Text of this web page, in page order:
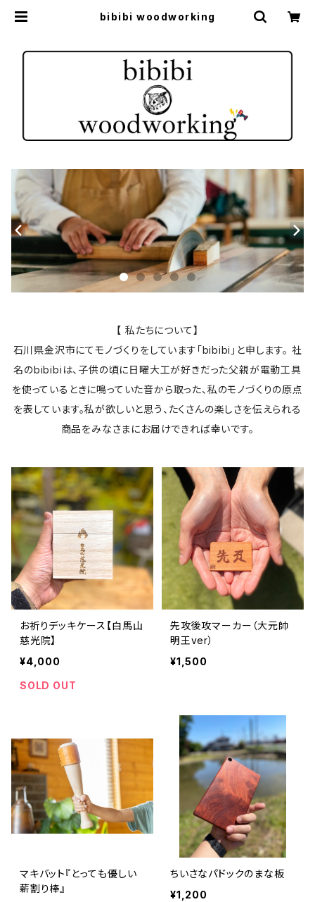
bibibi woodworking
【 私たちについて】
石川県金沢市にてモノづくりをしています「bibibi」と申します。 社
名のbibibiは、子供の頃に日曜大工が好きだった父親が電動工具
を使っているときに鳴っていた音から取った、私のモノづくりの原点
を表しています。私が欲しいと思う、たくさんの楽しさを伝えられる
商品をみなさまにお届けできれば幸いです。
お祈りデッキケース【白馬山
慈光院】
¥4,000
SOLD OUT
先攻後攻マーカー（大元帥
明王ver）
¥1,500
マキバット『とっても優しい
薪割り棒』
ちいさなパドックのまな板
¥1,200